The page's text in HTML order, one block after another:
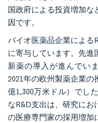
国政府による投資増加な
因です。
バイオ医薬品企業による
に寄与しています。先進
新薬の導入が進んでい
2021年の欧州製薬企業の
億1,300万米ドル）でし
なR&D支出は、研究に
の医療専門家の採用増加